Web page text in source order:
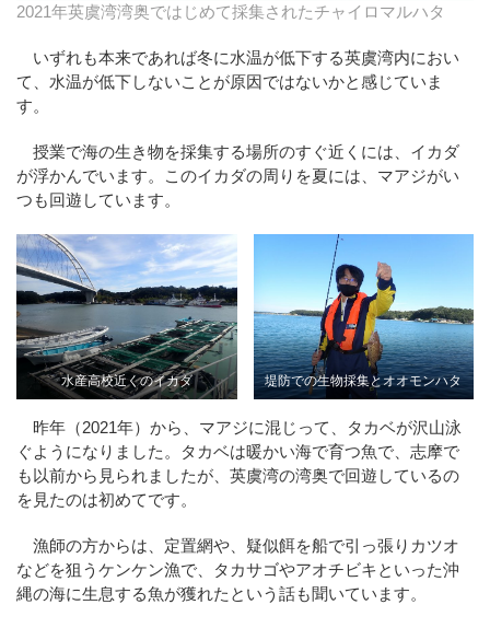
2021年英虞湾湾奥ではじめて採集されたチャイロマルハタ
いずれも本来であれば冬に水温が低下する英虞湾内におい
て、水温が低下しないことが原因ではないかと感じていま
す。
授業で海の生き物を採集する場所のすぐ近くには、イカダ
が浮かんでいます。このイカダの周りを夏には、マアジがい
つも回遊しています。
水産高校近くのイカダ 堤防での生物採集とオオモンハタ
昨年（2021年）から、マアジに混じって、タカベが沢山泳
ぐようになりました。タカベは暖かい海で育つ魚で、志摩で
も以前から見られましたが、英虞湾の湾奥で回遊しているの
を見たのは初めてです。
漁師の方からは、定置網や、疑似餌を船で引っ張りカツオ
などを狙うケンケン漁で、タカサゴやアオチビキといった沖
縄の海に生息する魚が獲れたという話も聞いています。